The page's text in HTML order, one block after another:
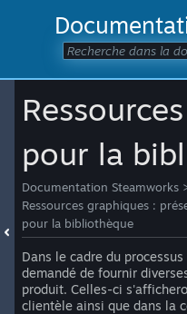
pour la
Documentation Steamworks
Ressources graphiques :
pour la bibliothèque
Dans le cadre du
demandé de fournir
produit. Celles-ci
clientèle ainsi que dans la